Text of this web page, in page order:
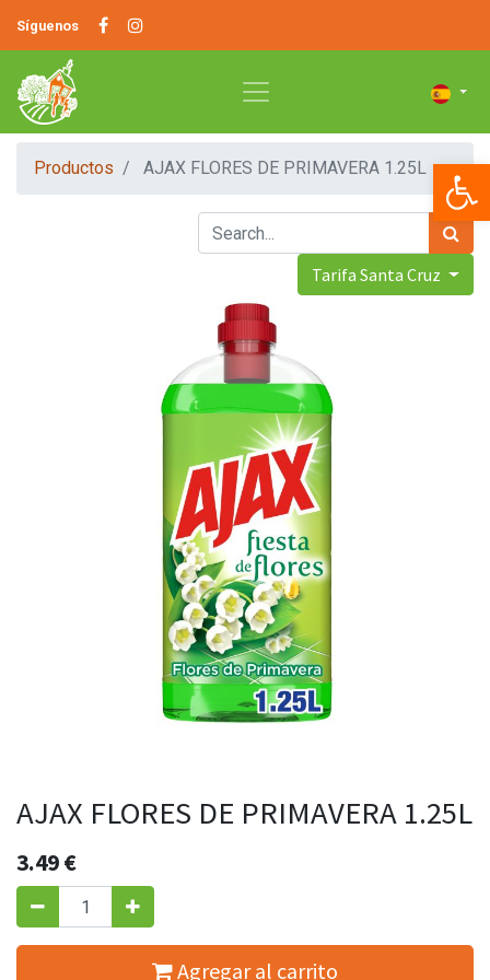
Síguenos
Productos AJAX FLORES DE PRIMAVERA 1.25L
Tarifa Santa Cruz
AJAX FLORES DE PRIMAVERA 1.25L
3.49€
Agregar al carrito